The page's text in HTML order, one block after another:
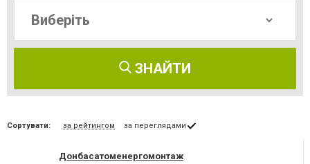
ЗНАЙТИ
Сортувати: за рейтингом за переглядами
Донбасатоменергомонтаж